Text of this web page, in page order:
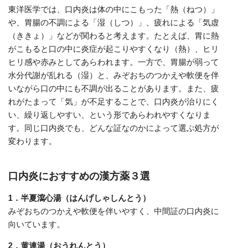
東洋医学では、口内炎は体の中にこもった「熱（ねつ）」
や、胃腸の不調による「湿（しつ）」、疲れによる「気虚
（ききょ）」などが関わると考えます。たとえば、胃に熱
がこもると口の中に炎症が起こりやすくなり（熱）、ヒリ
ヒリ感や赤みとしてあらわれます。一方で、胃腸が弱って
水分代謝が乱れる（湿）と、みぞおちのつかえや軟便を伴
いながら口の中にも不調が出ることがあります。また、疲
れがたまって「気」が不足することで、口内炎が治りにく
い、繰り返しやすい、という形であらわれやすくなりま
す。同じ口内炎でも、どんな証なのかによって選ぶ処方が
変わります。
口内炎におすすめの漢方薬３選
1．半夏瀉心湯（はんげしゃしんとう）
みぞおちのつかえや軟便を伴いやすく、中間証の口内炎に
向いています。
2．黄連湯（おうれんとう）